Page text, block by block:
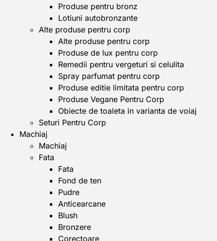
Produse pentru bronz
Lotiuni autobronzante
Alte produse pentru corp
Alte produse pentru corp
Produse de lux pentru corp
Remedii pentru vergeturi si celulita
Spray parfumat pentru corp
Produse editie limitata pentru corp
Produse Vegane Pentru Corp
Obiecte de toaleta in varianta de voiaj
Seturi Pentru Corp
Machiaj
Machiaj
Fata
Fata
Fond de ten
Pudre
Anticearcane
Blush
Bronzere
Corectoare